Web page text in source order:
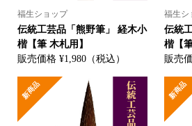
福生ショップ
伝統工芸品「熊野筆」 経木小
楷【筆 木札用】
販売価格 ¥1,980（税込）
福生シ
伝統
楷【
販売
新商品 新商品